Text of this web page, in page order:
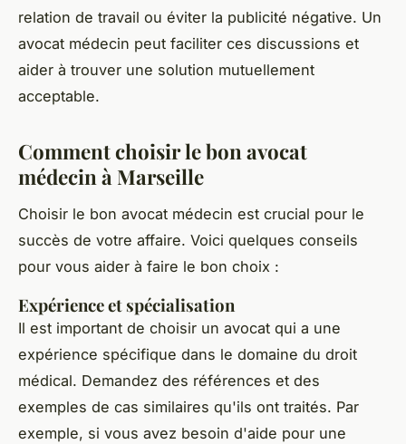
relation de travail ou éviter la publicité négative. Un
avocat médecin peut faciliter ces discussions et
aider à trouver une solution mutuellement
acceptable.
Comment choisir le bon avocat
médecin à Marseille
Choisir le bon avocat médecin est crucial pour le
succès de votre affaire. Voici quelques conseils
pour vous aider à faire le bon choix :
Expérience et spécialisation
Il est important de choisir un avocat qui a une
expérience spécifique dans le domaine du droit
médical. Demandez des références et des
exemples de cas similaires qu'ils ont traités. Par
exemple, si vous avez besoin d'aide pour une